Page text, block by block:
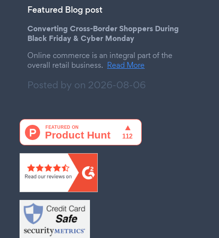
Featured Blog post
Converting Cross-Border Shoppers During
Black Friday & Cyber Monday
Online commerce is an integral part of the
overall retail business. Read More
Posted by on 2026-08-06